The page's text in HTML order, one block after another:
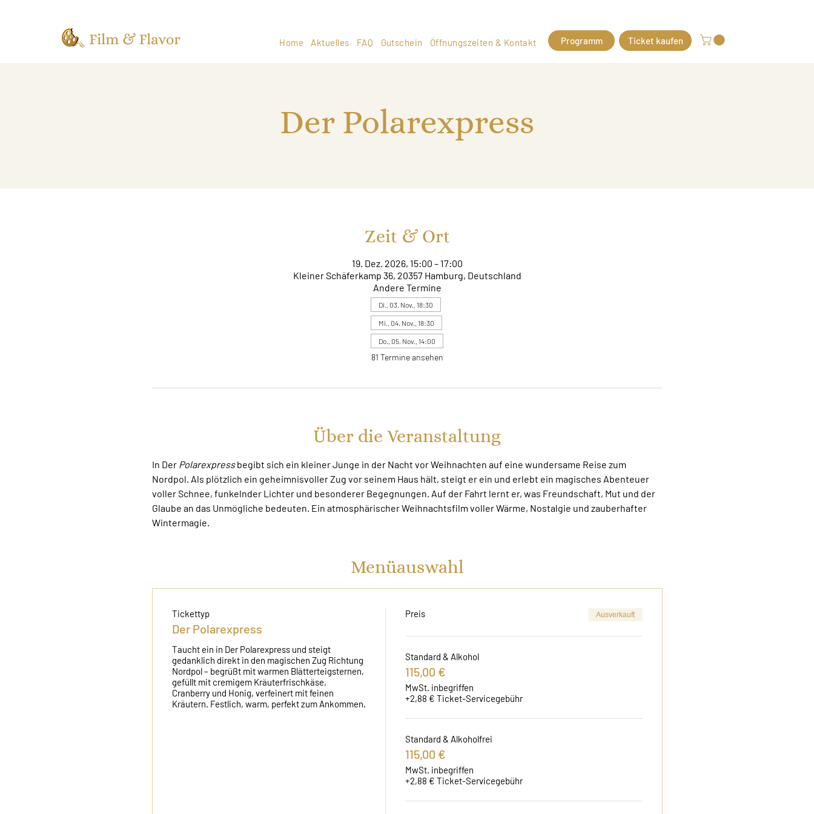
Home Aktuelles FAQ Gutschein Öffnungszeiten & Kontakt Programm Ticket kaufen
Der Polarexpress
Zeit & Ort
19. Dez. 2026, 15:00 – 17:00
Kleiner Schäferkamp 36, 20357 Hamburg, Deutschland
Andere Termine
Di., 03. Nov., 18:30
Mi., 04. Nov., 18:30
Do., 05. Nov., 14:00
81 Termine ansehen
Über die Veranstaltung
In Der Polarexpress begibt sich ein kleiner Junge in der Nacht vor Weihnachten auf eine wundersame Reise zum
Nordpol. Als plötzlich ein geheimnisvoller Zug vor seinem Haus hält, steigt er ein und erlebt ein magisches Abenteuer
voller Schnee, funkelnder Lichter und besonderer Begegnungen. Auf der Fahrt lernt er, was Freundschaft, Mut und der
Glaube an das Unmögliche bedeuten. Ein atmosphärischer Weihnachtsfilm voller Wärme, Nostalgie und zauberhafter
Wintermagie.
Menüauswahl
Tickettyp
Der Polarexpress
Taucht ein in Der Polarexpress und steigt
gedanklich direkt in den magischen Zug Richtung
Nordpol – begrüßt mit warmen Blätterteigsternen,
gefüllt mit cremigem Kräuterfrischkäse,
Cranberry und Honig, verfeinert mit feinen
Kräutern. Festlich, warm, perfekt zum Ankommen.
Preis Ausverkauft
Standard & Alkohol
115,00 €
MwSt. inbegriffen
+2,88 € Ticket-Servicegebühr
Standard & Alkoholfrei
115,00 €
MwSt. inbegriffen
+2,88 € Ticket-Servicegebühr